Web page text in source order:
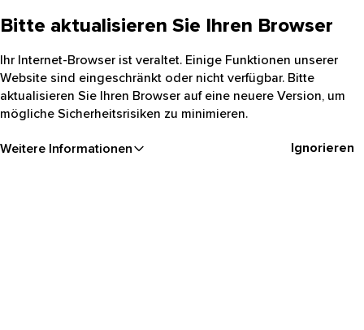
Bitte aktualisieren Sie Ihren Browser
Ihr Internet-Browser ist veraltet. Einige Funktionen unserer
Website sind eingeschränkt oder nicht verfügbar. Bitte
aktualisieren Sie Ihren Browser auf eine neuere Version, um
mögliche Sicherheitsrisiken zu minimieren.
Weitere Informationen Ignorieren